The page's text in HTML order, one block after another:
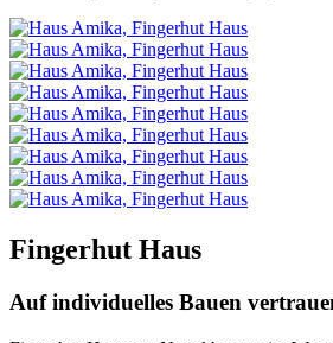
Fingerhut Haus
Auf individuelles Bauen